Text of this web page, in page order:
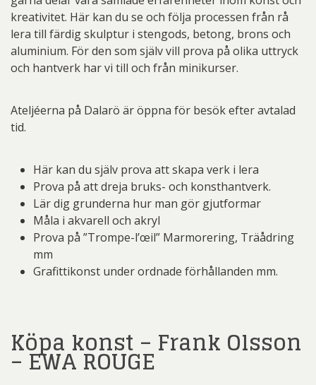
kreativitet. Här kan du se och följa processen från rå
lera till färdig skulptur i stengods, betong, brons och
aluminium. För den som själv vill prova på olika uttryck
och hantverk har vi till och från minikurser.
Ateljéerna på Dalarö är öppna för besök efter avtalad
tid.
Här kan du själv prova att skapa verk i lera
Prova på att dreja bruks- och konsthantverk.
Lär dig grunderna hur man gör gjutformar
Måla i akvarell och akryl
Prova på ”Trompe-l’œil” Marmorering, Träådring
mm
Grafittikonst under ordnade förhållanden mm.
Köpa konst – Frank Olsson
– EWA ROUGE